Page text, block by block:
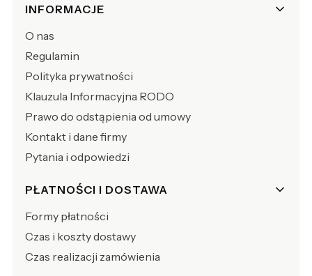
Linki w stopce
INFORMACJE
O nas
Regulamin
Polityka prywatności
Klauzula Informacyjna RODO
Prawo do odstąpienia od umowy
Kontakt i dane firmy
Pytania i odpowiedzi
PŁATNOŚCI I DOSTAWA
Formy płatności
Czas i koszty dostawy
Czas realizacji zamówienia